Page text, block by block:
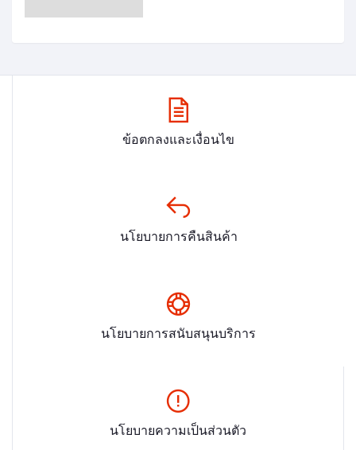
ข้อตกลงและเงื่อนไข
นโยบายการคืนสินค้า
นโยบายการสนับสนุนบริการ
นโยบายความเป็นส่วนตัว